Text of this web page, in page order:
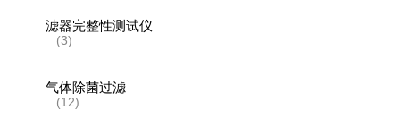
滤器完整性测试仪
(3)
气体除菌过滤
(12)